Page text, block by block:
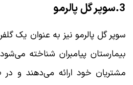
3.سوپر گل پالرمو
سوپر گل پالرمو نیز به عنوان یک
بیمارستان پیامبران شناخته
مشتریان خود ارائه می‌دهند و